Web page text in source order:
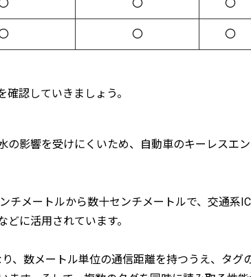
〇 〇
〇 〇
認していきましょう。
の影響を受けにくいため、自動車のキーレスエ
チメートルから数十センチメートルで、交通系IC
に活用されています。
、数メートル単位の通信距離を持つうえ、タグ